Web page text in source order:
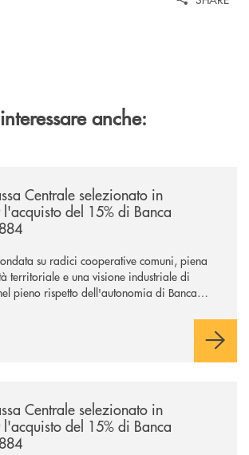
anche:
Centrale selezionato in
l'acquisto del 15% di Banca
su radici cooperative comuni, piena
territoriale e una visione industriale di
pieno rispetto dell'autonomia di Banca
per la finalizzazione dell’operazione.
Centrale selezionato in
l'acquisto del 15% di Banca